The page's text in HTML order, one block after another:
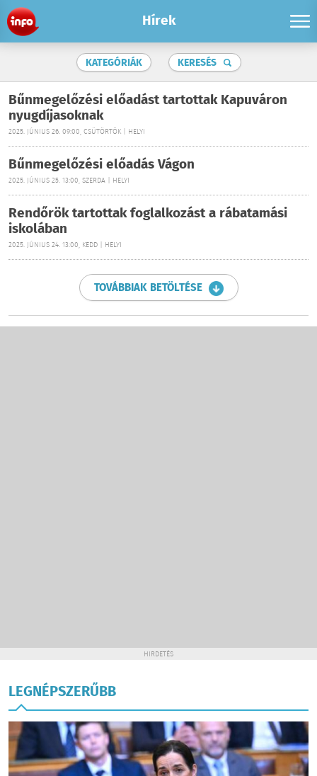
Hírek
KATEGÓRIÁK KERESÉS
Bűnmegelőzési előadást tartottak Kapuváron
nyugdíjasoknak
2025. JÚNIUS 26. 09:00, CSÜTÖRTÖK | HELYI
Bűnmegelőzési előadás Vágon
2025. JÚNIUS 25. 13:00, SZERDA | HELYI
Rendőrök tartottak foglalkozást a rábatamási
iskolában
2025. JÚNIUS 24. 13:00, KEDD | HELYI
TOVÁBBIAK BETÖLTÉSE
HIRDETÉS
LEGNÉPSZERŰBB